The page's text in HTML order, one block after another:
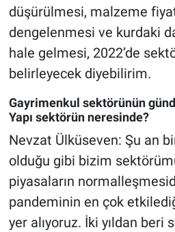
düşürülmesi, malzeme fiyat
dengelenmesi ve kurdaki
hale gelmesi, 2022’de
belirleyecek diyebilirim.
Gayrimenkul sektörünün
Yapı sektörün neresinde?
Nevzat Ülküseven: Şu an
olduğu gibi bizim
piyasaların
pandeminin en çok
yer alıyoruz. İki yıldan beri